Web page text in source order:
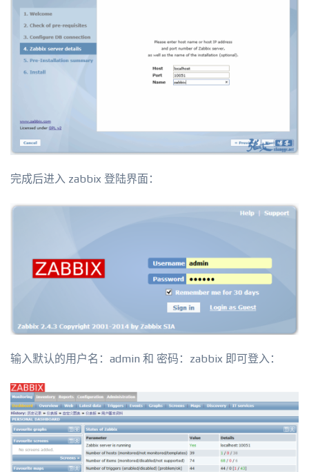
完成后进入 zabbix 登陆界面：
输入默认的用户名：admin 和 密码：zabbix 即可登入：